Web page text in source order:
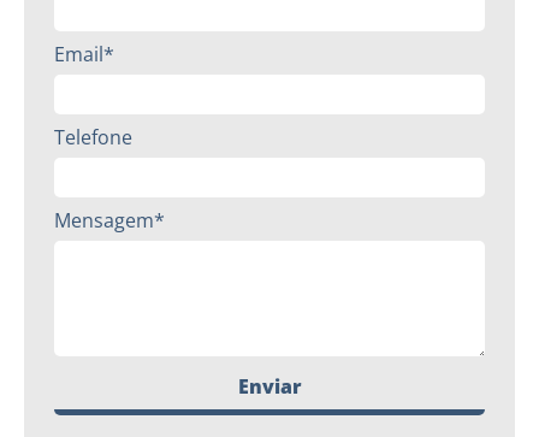
Email*
Telefone
Mensagem*
Enviar